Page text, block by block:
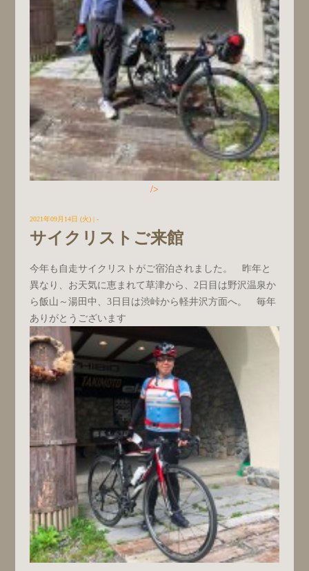
/>
2021年09月14日 (火)| -
サイクリストご来館
今年も自走サイクリストがご宿泊されました。 昨年と
異なり、お天気に恵まれて草津から、2日目は野沢温泉か
ら飯山～湯田中、3日目は渋峠から軽井沢方面へ。 毎年
ありがとうございます